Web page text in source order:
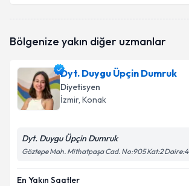
Bölgenize yakın diğer uzmanlar
Dyt. Duygu Üpçin Dumruk
Diyetisyen
İzmir, Konak
Dyt. Duygu Üpçin Dumruk
Göztepe Mah. Mithatpaşa Cad. No:905 Kat:2 Daire:4
En Yakın Saatler